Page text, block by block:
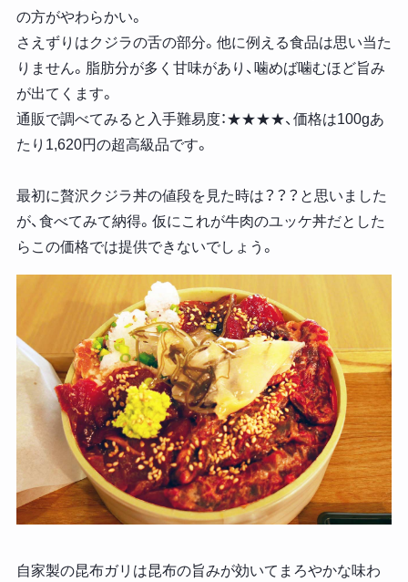
の方がやわらかい。
さえずりはクジラの舌の部分。他に例える食品は思い当た
りません。脂肪分が多く甘味があり、噛めば噛むほど旨み
が出てくます。
通販で調べてみると入手難易度：★★★★、価格は100gあ
たり1,620円の超高級品です。
最初に贅沢クジラ丼の値段を見た時は？？？と思いました
が、食べてみて納得。仮にこれが牛肉のユッケ丼だとした
らこの価格では提供できないでしょう。
自家製の昆布ガリは昆布の旨みが効いてまろやかな味わ